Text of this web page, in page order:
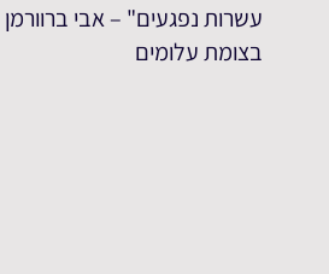
עשרות נפגעים" – אבי ברוורמן
בצומת עלומים